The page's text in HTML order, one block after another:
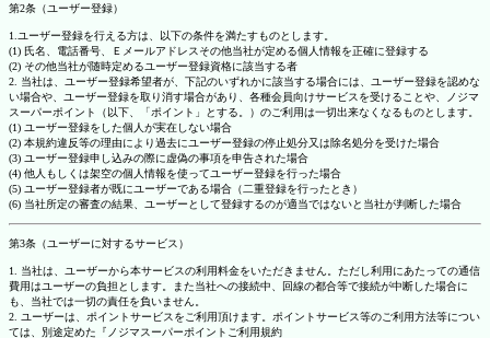
第2条（ユーザー登録）
1.ユーザー登録を行える方は、以下の条件を満たすものとします。
(1) 氏名、電話番号、Ｅメールアドレスその他当社が定める個人情報を正確に登録する
(2) その他当社が随時定めるユーザー登録資格に該当する者
2. 当社は、ユーザー登録希望者が、下記のいずれかに該当する場合には、ユーザー登録を認めな
い場合や、ユーザー登録を取り消す場合があり、各種会員向けサービスを受けることや、ノジマ
スーパーポイント（以下、「ポイント」とする。）のご利用は一切出来なくなるものとします。
(1) ユーザー登録をした個人が実在しない場合
(2) 本規約違反等の理由により過去にユーザー登録の停止処分又は除名処分を受けた場合
(3) ユーザー登録申し込みの際に虚偽の事項を申告された場合
(4) 他人もしくは架空の個人情報を使ってユーザー登録を行った場合
(5) ユーザー登録者が既にユーザーである場合（二重登録を行ったとき）
(6) 当社所定の審査の結果、ユーザーとして登録するのが適当ではないと当社が判断した場合
第3条（ユーザーに対するサービス）
1. 当社は、ユーザーから本サービスの利用料金をいただきません。ただし利用にあたっての通信
費用はユーザーの負担とします。また当社への接続中、回線の都合等で接続が中断した場合に
も、当社では一切の責任を負いません。
2. ユーザーは、ポイントサービスをご利用頂けます。ポイントサービス等のご利用方法等につい
ては、別途定めた『ノジマスーパーポイントご利用規約